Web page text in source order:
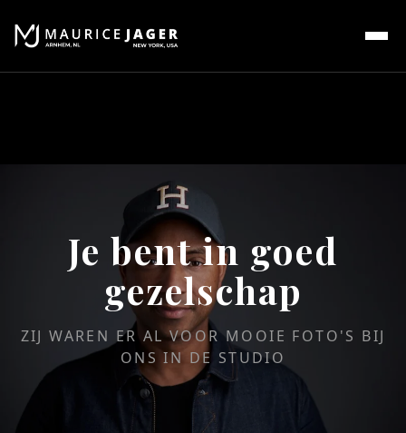
Je bent in goed
gezelschap
ZIJ WAREN ER AL VOOR MOOIE FOTO'S BIJ
ONS IN DE STUDIO